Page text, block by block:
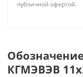
публичной офертой.
КГМЭВЭВ